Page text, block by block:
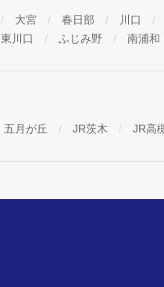
大宮 春日部 川口
東川口 ふじみ野 南浦和
五月が丘 JR茨木 JR高